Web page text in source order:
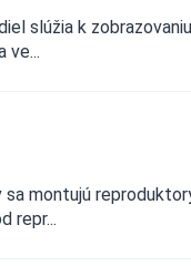
slúžia k zobrazovaniu
ve...
montujú
repr...